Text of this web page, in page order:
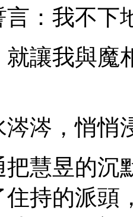
言：我不下
我與魔
涔，悄悄
昱的沉
持的派頭